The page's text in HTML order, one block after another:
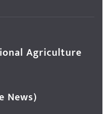
Agriculture
News)